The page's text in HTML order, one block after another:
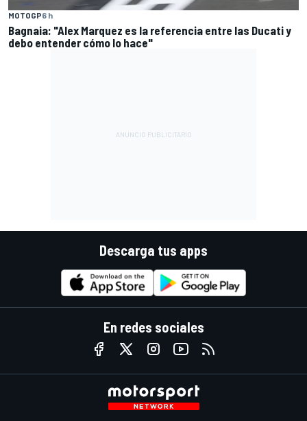
MOTOGP6 h
Bagnaia: "Alex Marquez es la referencia entre las Ducati y
debo entender cómo lo hace"
Descarga tus apps
En redes sociales